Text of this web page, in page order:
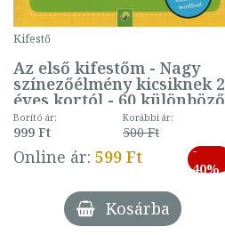
Kifestő
Az első kifestőm - Nagy
színezőélmény kicsiknek 2
éves kortól - 60 különböző
mintával (gombás)
Borító ár:
999 Ft
Korábbi ár:
500 Ft
Online ár: 599 Ft
-
40%
Kosárba